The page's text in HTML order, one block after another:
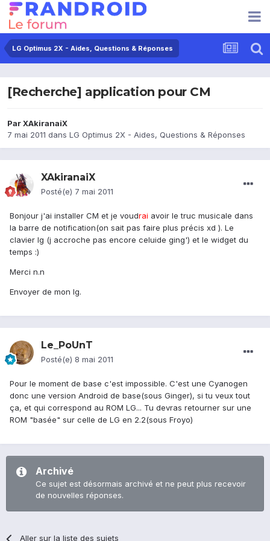
LG Optimus 2X - Aides, Questions & Réponses
[Recherche] application pour CM
ParXAkiranaiX
7 mai 2011 dans LG Optimus 2X - Aides, Questions & Réponses
XAkiranaiX
Posté(e) 7 mai 2011
Bonjour j'ai installer CM et je voudrai avoir le truc musicale dans
la barre de notification(on sait pas faire plus précis xd ). Le
clavier lg (j accroche pas encore celuide ging') et le widget du
temps :)
Merci n.n
Envoyer de mon lg.
Le_PoUnT
Posté(e) 8 mai 2011
Pour le moment de base c'est impossible. C'est une Cyanogen
donc une version Android de base(sous Ginger), si tu veux tout
ça, et qui correspond au ROM LG... Tu devras retourner sur une
ROM "basée" sur celle de LG en 2.2(sous Froyo)
Archivé
Ce sujet est désormais archivé et ne peut plus recevoir
de nouvelles réponses.
Aller sur la liste des sujets